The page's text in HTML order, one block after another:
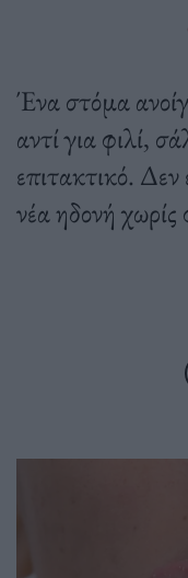
Ένα στόμα
αντί για φιλί,
επιτακτικό. Δεν
νέα ηδονή χωρίς